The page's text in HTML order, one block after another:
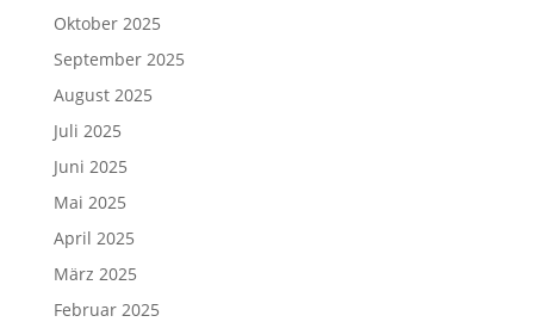
Oktober 2025
September 2025
August 2025
Juli 2025
Juni 2025
Mai 2025
April 2025
März 2025
Februar 2025